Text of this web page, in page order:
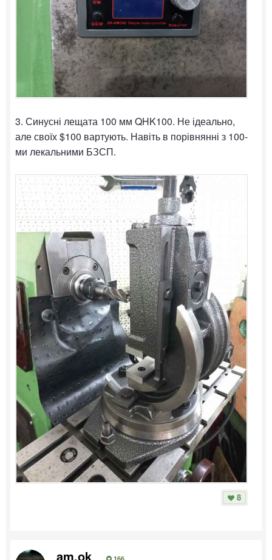
3. Синусні лещата 100 мм QHK100. Не ідеально,
але своїх $100 вартують. Навіть в порівнянні з 100-
ми лекальними БЗСП.
8
am.ok